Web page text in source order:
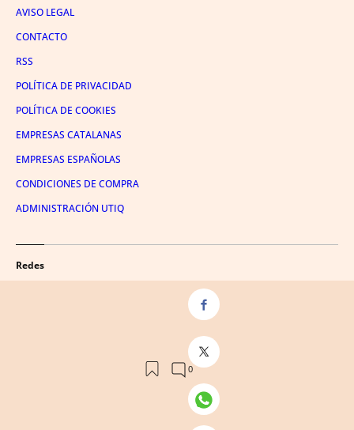
AVISO LEGAL
CONTACTO
RSS
POLÍTICA DE PRIVACIDAD
POLÍTICA DE COOKIES
EMPRESAS CATALANAS
EMPRESAS ESPAÑOLAS
CONDICIONES DE COMPRA
ADMINISTRACIÓN UTIQ
Redes